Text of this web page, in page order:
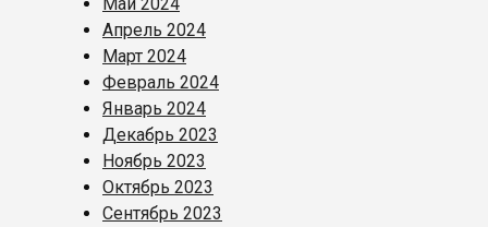
Апрель 2024
Март 2024
Февраль 2024
Январь 2024
Декабрь 2023
Ноябрь 2023
Октябрь 2023
Сентябрь 2023